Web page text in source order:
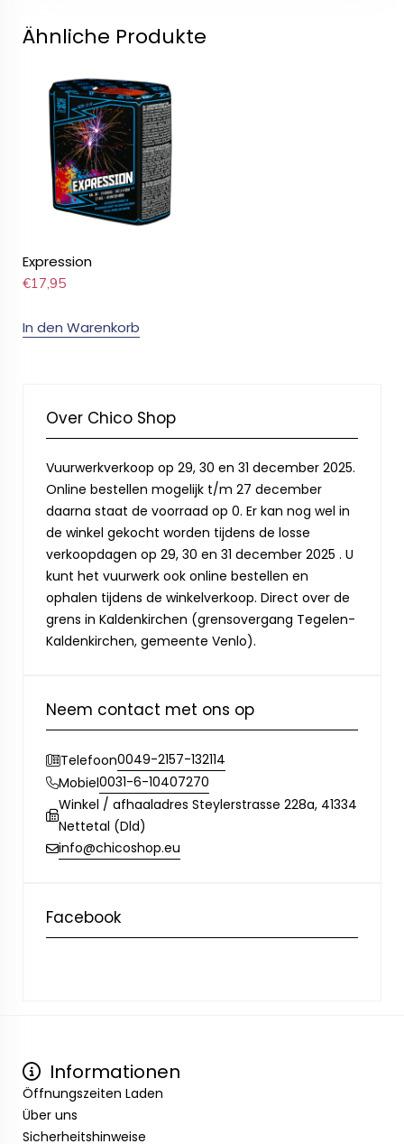
Ähnliche Produkte
Expression
€17,95
In den Warenkorb
Over Chico Shop
Vuurwerkverkoop op 29, 30 en 31 december 2025.
Online bestellen mogelijk t/m 27 december
daarna staat de voorraad op 0. Er kan nog wel in
de winkel gekocht worden tijdens de losse
verkoopdagen op 29, 30 en 31 december 2025 . U
kunt het vuurwerk ook online bestellen en
ophalen tijdens de winkelverkoop. Direct over de
grens in Kaldenkirchen (grensovergang Tegelen-
Kaldenkirchen, gemeente Venlo).
Neem contact met ons op
Telefoon0049-2157-132114
Mobiel0031-6-10407270
Winkel / afhaaladres Steylerstrasse 228a, 41334
Nettetal (Dld)
info@chicoshop.eu
Facebook
Informationen
Öffnungszeiten Laden
Über uns
Sicherheitshinweise